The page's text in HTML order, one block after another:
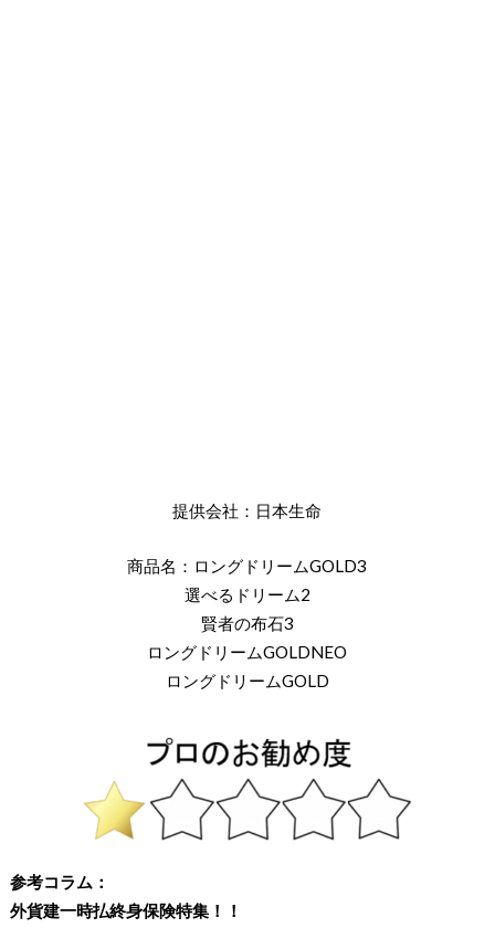
提供会社：日本生命
商品名：ロングドリームGOLD3
選べるドリーム2
賢者の布石3
ロングドリームGOLDNEO
ロングドリームGOLD
参考コラム：
外貨建一時払終身保険特集！！